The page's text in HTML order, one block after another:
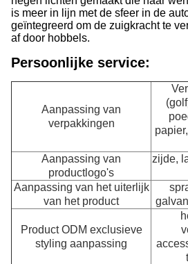
is meer in lijn met de sfeer in de
geïntegreerd om de zuigkracht te
af door hobbels.
Persoonlijke service:
Aanpassing van
verpakkingen
Aanpassing van
productlogo's
zijde,
Aanpassing van het uiterlijk
van het product
Product ODM exclusieve
styling aanpassing